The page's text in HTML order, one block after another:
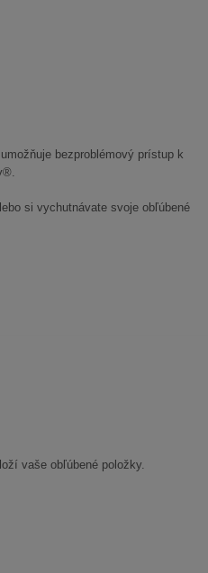
bezproblémový prístup k
si vychutnávate svoje obľúbené
vaše obľúbené položky.